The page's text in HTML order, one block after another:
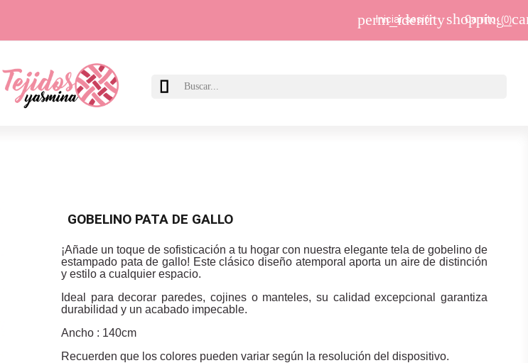
perm_identity
Iniciar sesión Carrito (0)

GOBELINO PATA DE GALLO
¡Añade un toque de sofisticación a tu hogar con nuestra elegante tela de gobelino de
estampado pata de gallo! Este clásico diseño atemporal aporta un aire de distinción
y estilo a cualquier espacio.
Ideal para decorar paredes, cojines o manteles, su calidad excepcional garantiza
durabilidad y un acabado impecable.
Ancho : 140cm
Recuerden que los colores pueden variar según la resolución del dispositivo.